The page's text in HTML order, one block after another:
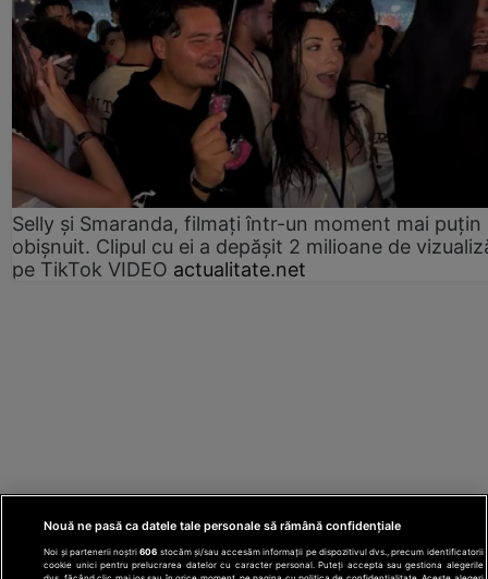
Selly și Smaranda, filmați într-un moment mai puțin
obișnuit. Clipul cu ei a depășit 2 milioane de
pe TikTok VIDEO actualitate.net
Nouă ne pasă ca datele tale personale să rămână confidențiale
Noi și partenerii noștri606 stocăm și/sau accesăm informații pe dispozitivul dvs., precum identificatorii
cookie unici pentru prelucrarea datelor cu caracter personal. Puteți accepta sau gestiona alegerile